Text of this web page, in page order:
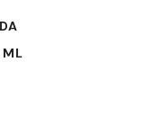
ML